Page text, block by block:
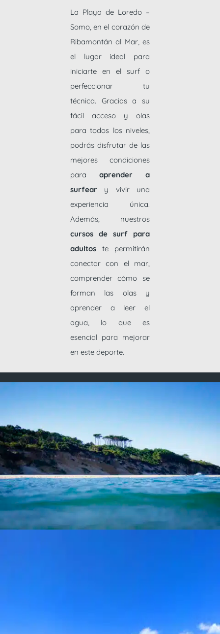
La Playa de Loredo –
Somo, en el corazón de
Ribamontán al Mar, es
el lugar ideal para
iniciarte en el surf o
perfeccionar tu
técnica. Gracias a su
fácil acceso y olas
para todos los niveles,
podrás disfrutar de las
mejores condiciones
para aprender a
surfear y vivir una
experiencia única.
Además, nuestros
cursos de surf para
adultos te permitirán
conectar con el mar,
comprender cómo se
forman las olas y
aprender a leer el
agua, lo que es
esencial para mejorar
en este deporte.